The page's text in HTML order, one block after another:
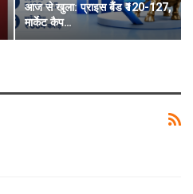
आज से खुला: प्राइस बैंड ₹120-127,
मार्केट कैप…